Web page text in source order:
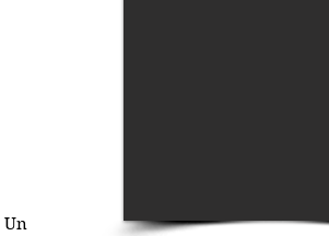
Un